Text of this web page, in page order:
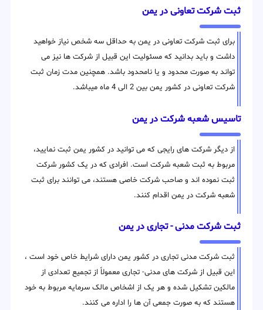
ثبت شرکت تعاونی در یمن
برای ثبت شرکت تعاونی در یمن به حداقل سه شخص نیاز خواهید
داشت و باید بدانید که مسئولیت این قبیل از شرکت ها نیز می
تواند به صورت محدود و یا نامحدود باشد. همچنین مدت زمان ثبت
شرکت تعاونی در کشور یمن بین 2 الی 4 ماه میباشد.
تاسیس شعبه شرکت در یمن
از دیگر شرکت های رایجی که می توانید در کشور یمن ثبت نمایید،
مربوط به ثبت شعبه شرکت است. افرادی که در یک کشور شرکت
ثبت نموده اند و صاحب شرکت خاصی هستند، می توانند برای ثبت
شعبه شرکت در یمن اقدام کنند.
ثبت شرکت مدنی - تجاری در یمن
ثبت شرکت مدنی تجاری در کشور یمن دارای شرایط خاص خود است ،
این قبیل از شرکت های مدنی- تجاری معمولاً از تجمیع تعدادی از
مالکین تشکیل شده و هر یک از اشخاص مالک سرمایه مربوط به خود
هستند که به صورت جمعی آن ها را اداره می کنند.